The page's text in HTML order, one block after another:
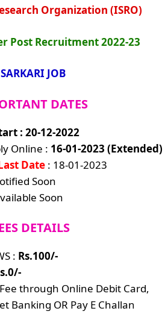
Organization (ISRO)
Post Recruitment 2022-23
SARKARI JOB
DATES
: 20-12-2022
Online : 16-01-2023 (Extended)
Date : 18-01-2023
Soon
Soon
DETAILS
: Rs.100/-
through Online Debit Card,
Banking OR Pay E Challan